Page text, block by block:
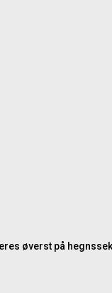
øverst på